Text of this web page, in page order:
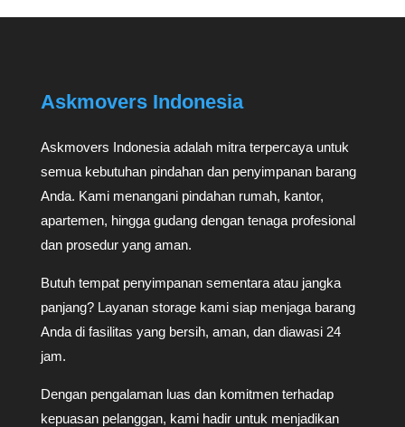
Askmovers Indonesia
Askmovers Indonesia adalah mitra terpercaya untuk
semua kebutuhan pindahan dan penyimpanan barang
Anda. Kami menangani pindahan rumah, kantor,
apartemen, hingga gudang dengan tenaga profesional
dan prosedur yang aman.
Butuh tempat penyimpanan sementara atau jangka
panjang? Layanan storage kami siap menjaga barang
Anda di fasilitas yang bersih, aman, dan diawasi 24
jam.
Dengan pengalaman luas dan komitmen terhadap
kepuasan pelanggan, kami hadir untuk menjadikan